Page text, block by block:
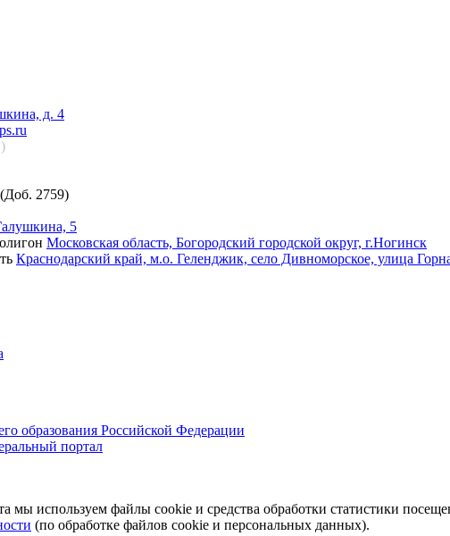
д. 4
(Доб. 2759)
5
Московская область, Богородский городской округ, г.Ногинск
Краснодарский край, м.о. Геленджик, село Дивноморское, улица
образования Российской Федерации
портал
мы используем файлы cookie и средства обработки статистики
(по обработке файлов cookie и персональных данных).